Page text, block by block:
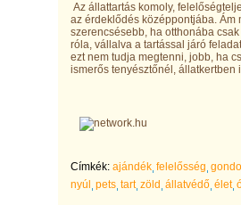
Az állattartás komoly,
az érdeklődés középpontjába. Ám
szerencsésebb, ha otthonába
róla, vállalva a tartással járó
ezt nem tudja megtenni, jobb, ha
ismerős tenyésztőnél, állatkertben
Címkék: ajándék felelősség
nyúl
pets tart zöld állatvédő élet